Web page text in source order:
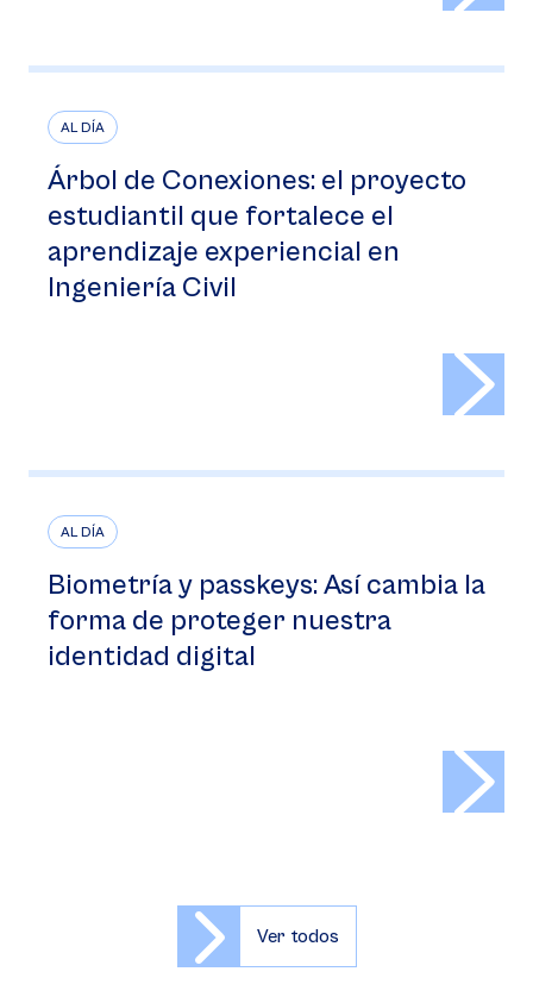
AL DÍA
Árbol de Conexiones: el proyecto
estudiantil que fortalece el
aprendizaje experiencial en
Ingeniería Civil
AL DÍA
Biometría y passkeys: Así cambia la
forma de proteger nuestra
identidad digital
Ver todos